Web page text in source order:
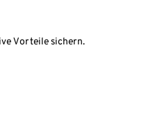
Vorteile sichern.